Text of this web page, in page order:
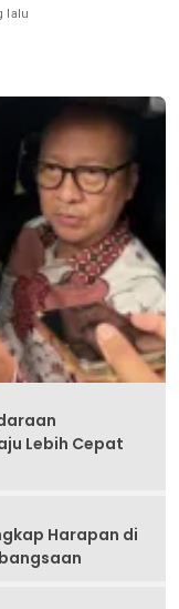
lalu
Lebih Cepat
Harapan di